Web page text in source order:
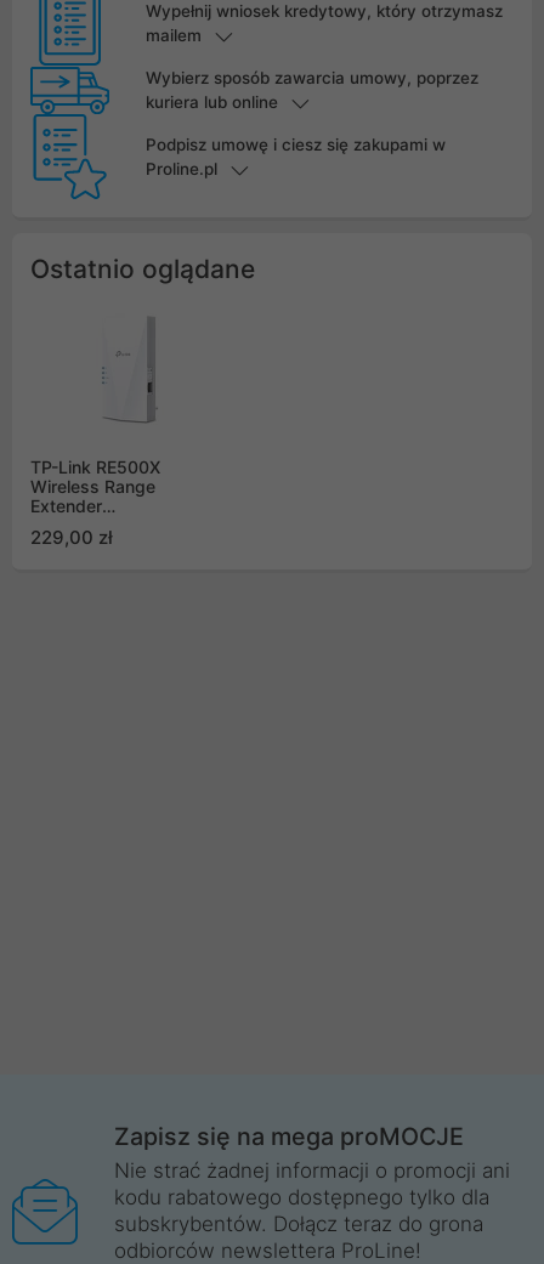
Wypełnij wniosek kredytowy, który otrzymasz
mailem
Wybierz sposób zawarcia umowy, poprzez
kuriera lub online
Podpisz umowę i ciesz się zakupami w
Proline.pl
Ostatnio oglądane
TP-Link RE500X
Wireless Range
Extender
802.11b/g/n/ac/ax
AX1500 Wall-Plug
229,00 zł
Zapisz się na mega proMOCJE
Nie strać żadnej informacji o promocji ani
kodu rabatowego dostępnego tylko dla
subskrybentów. Dołącz teraz do grona
odbiorców newslettera ProLine!